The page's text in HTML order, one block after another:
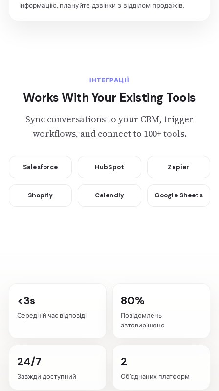
інформацію, плануйте дзвінки з відділом продажів.
ІНТЕГРАЦІЇ
Works With Your Existing Tools
Sync conversations to your CRM, trigger
workflows, and connect to 100+ tools.
Salesforce HubSpot Zapier
Shopify Calendly Google Sheets
<3s
Середній час відповіді
80%
Повідомлень
автовирішено
24/7
Завжди доступний
2
Об'єднаних платформ